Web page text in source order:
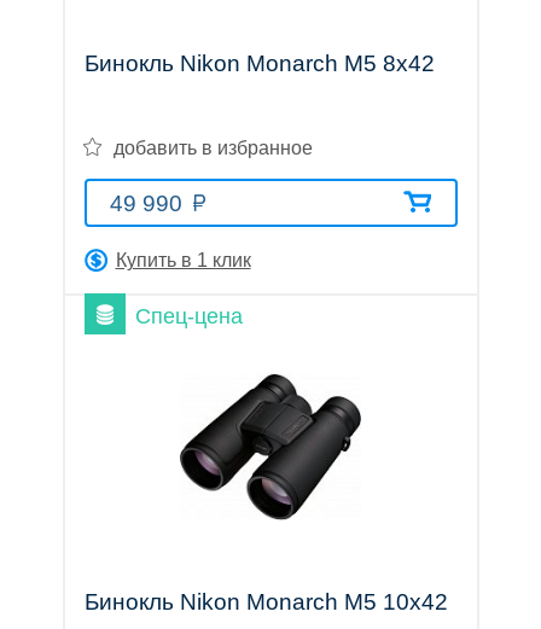
дальномеры
Бинокль Nikon Monarch M5 8x42
добавить в избранное
49 990
Купить в 1 клик
Спец-цена
Бинокль Nikon Monarch M5 10x42